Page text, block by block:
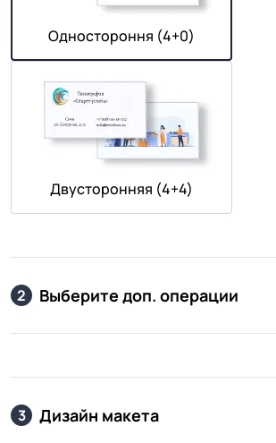
Одностороння (4+0)
Двусторонняя (4+4)
2 Выберите доп. операции
3 Дизайн макета